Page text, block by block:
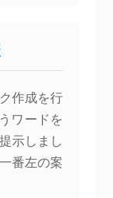
作成を行
ワードを
示しまし
番左の案